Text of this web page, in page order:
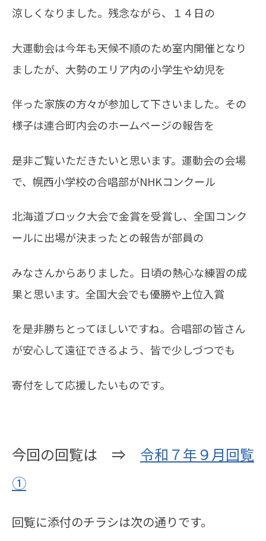
涼しくなりました。残念ながら、１４日の
大運動会は今年も天候不順のため室内開催となり
ましたが、大勢のエリア内の小学生や幼児を
伴った家族の方々が参加して下さいました。その
様子は連合町内会のホームページの報告を
是非ご覧いただきたいと思います。 運動会の会場
で、幌西小学校の合唱部がNHKコンクール
北海道ブロック大会で金賞を受賞し、 全国コンク
ールに出場が決まったとの報告が部員の
みなさんからありました。日頃の熱心な練習の成
果と思います。全国大会でも優勝や上位入賞
を是非勝ちとってほしいですね。合唱部の皆さん
が安心して遠征できるよう、皆で少しづつでも
寄付をして応援したいものです。
今回の回覧は ⇒ 令和７年９月回覧
①
回覧に添付のチラシは次の通りです。